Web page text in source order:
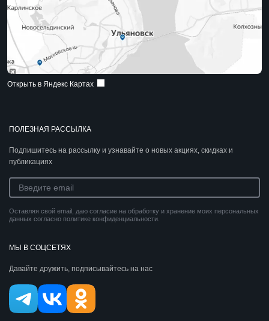
ПОЛЕЗНАЯ РАССЫЛКА
Подпишитесь на рассылку и узнавайте о новых акциях, скидках и
публикациях
Оставляя свой email, даю согласие на обработку и хранение моих персональных
данных согласно политике конфиденциальности.
МЫ В СОЦСЕТЯХ
Давайте дружить, подписывайтесь на нас
Открыть в Яндекс Картах